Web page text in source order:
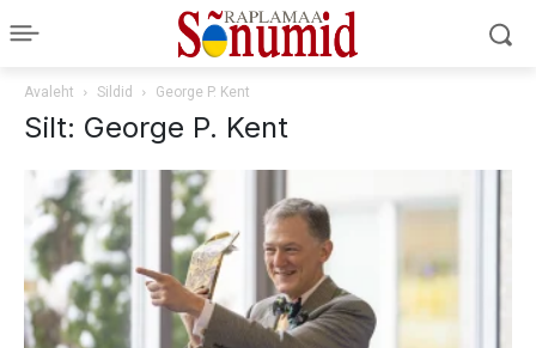
Avaleht Sildid George P. Kent
Silt: George P. Kent